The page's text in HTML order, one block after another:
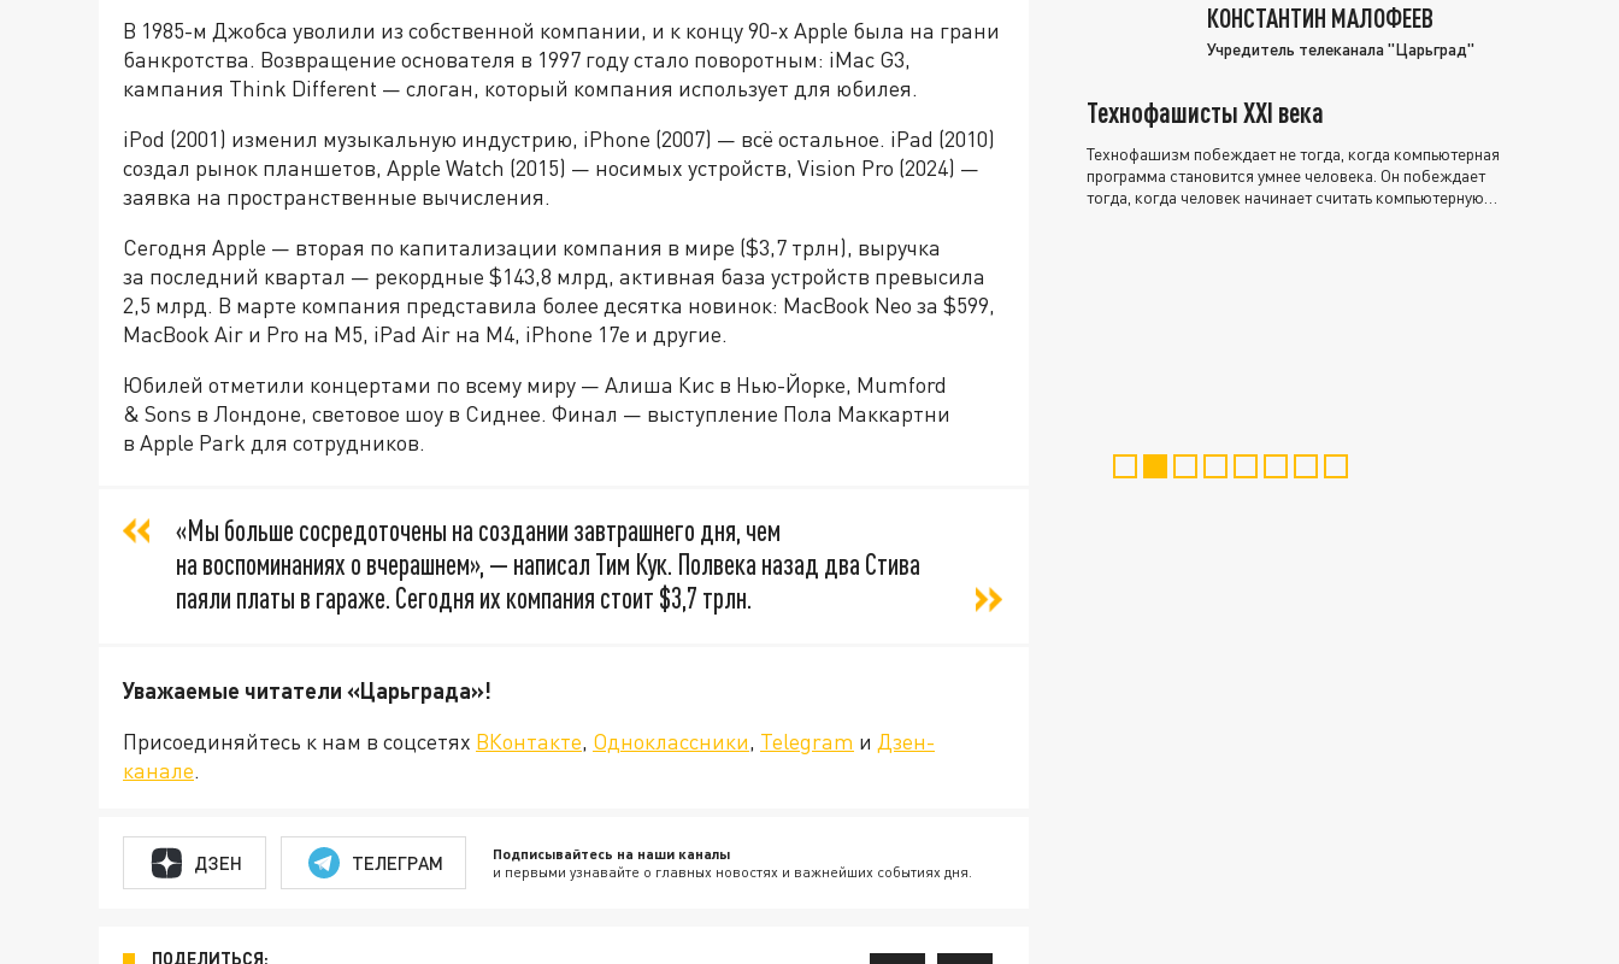
В 1985-м Джобса уволили из собственной компании, и к концу 90-х Apple была на грани
банкротства. Возвращение основателя в 1997 году стало поворотным: iMac G3,
кампания Think Different — слоган, который компания использует для юбилея.
iPod (2001) изменил музыкальную индустрию, iPhone (2007) — всё остальное. iPad (2010)
создал рынок планшетов, Apple Watch (2015) — носимых устройств, Vision Pro (2024) —
заявка на пространственные вычисления.
Сегодня Apple — вторая по капитализации компания в мире ($3,7 трлн), выручка
за последний квартал — рекордные $143,8 млрд, активная база устройств превысила
2,5 млрд. В марте компания представила более десятка новинок: MacBook Neo за $599,
MacBook Air и Pro на M5, iPad Air на M4, iPhone 17e и другие.
Юбилей отметили концертами по всему миру — Алиша Кис в Нью-Йорке, Mumford
& Sons в Лондоне, световое шоу в Сиднее. Финал — выступление Пола Маккартни
в Apple Park для сотрудников.
«Мы больше сосредоточены на создании завтрашнего дня, чем
на воспоминаниях о вчерашнем», — написал Тим Кук. Полвека назад два Стива
паяли платы в гараже. Сегодня их компания стоит $3,7 трлн.
Уважаемые читатели «Царьграда»!
Присоединяйтесь к нам в соцсетях ВКонтакте, Одноклассники, Telegram и Дзен-
канале.
ДЗЕН ТЕЛЕГРАМ Подписывайтесь на наши каналы
и первыми узнавайте о главных новостях и важнейших событиях дня.
ПОДЕЛИТЬСЯ:
КОНСТАНТИН МАЛОФЕЕВ
Учредитель телеканала "Царьград"
Технофашисты XXI века
Технофашизм побеждает не тогда, когда компьютерная
программа становится умнее человека. Он побеждает
тогда, когда человек начинает считать компьютерную